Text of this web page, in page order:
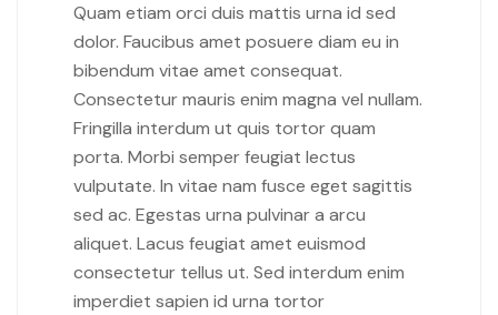
Quam etiam orci duis mattis urna id sed
dolor. Faucibus amet posuere diam eu in
bibendum vitae amet consequat.
Consectetur mauris enim magna vel nullam.
Fringilla interdum ut quis tortor quam
porta. Morbi semper feugiat lectus
vulputate. In vitae nam fusce eget sagittis
sed ac. Egestas urna pulvinar a arcu
aliquet. Lacus feugiat amet euismod
consectetur tellus ut. Sed interdum enim
imperdiet sapien id urna tortor